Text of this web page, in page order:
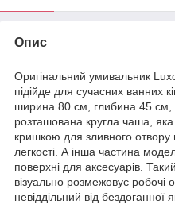
Опис
Оригінальний умивальник
підійде для сучасних ванних
ширина 80 см, глибина 45 см,
розташована кругла чаша,
кришкою для зливного отвору
легкості. А інша частина
поверхні для аксесуарів.
візуально розмежовує робочі
невіддільний від бездоганної